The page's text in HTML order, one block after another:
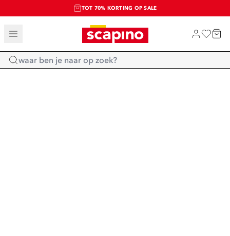
TOT 70% KORTING OP SALE
SALE: LAATSTE KANS!
SHOP NIEUW
Home